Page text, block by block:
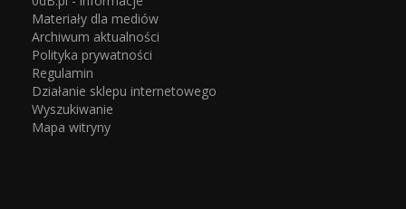
Materiały dla mediów
Archiwum aktualności
Polityka prywatności
Regulamin
Działanie sklepu internetowego
Wyszukiwanie
Mapa witryny